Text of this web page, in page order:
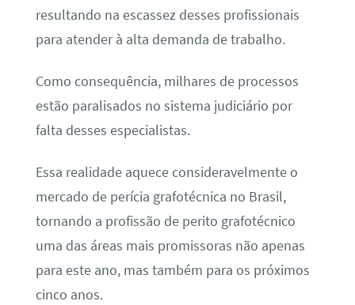
resultando na escassez desses profissionais
para atender à alta demanda de trabalho.
Como consequência, milhares de processos
estão paralisados no sistema judiciário por
falta desses especialistas.
Essa realidade aquece consideravelmente o
mercado de perícia grafotécnica no Brasil,
tornando a profissão de perito grafotécnico
uma das áreas mais promissoras não apenas
para este ano, mas também para os próximos
cinco anos.